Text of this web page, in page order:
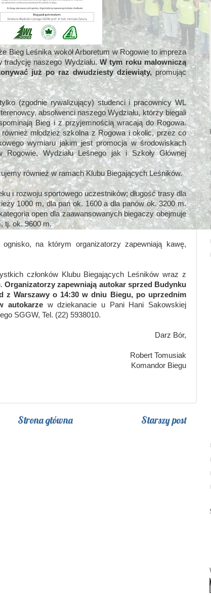
Bieg Leśnika wokół Arboretum w Rogowie to impreza
tradycję naszego Wydziału.W tym roku malowniczą
już po raz dwudziesty dziewiąty, promując
(zgodnie rywalizujący) studenci i pracownicy WL
absolwenci naszego Wydziału, którzy biegali
Bieg i z przyjemnością wracają do Rogowa.
młodzież szkolna z Rogowa i okolic, przez co
wymiaru jakim jest promocja w środowiskach
Wydziału Leśnego jak i Szkoły Głównej
również w ramach Klubu Biegających Leśników.
i rozwoju sportowego uczestników; długość trasy dla
1000 m, dla pań ok. 1600 a dla panów ok. 3200 m.
open dla zaawansowanych biegaczy obejmuje
tj. ok. 9600 m.
na którym organizatorzy zapewniają kawę,
członków Klubu Biegających Leśników wraz z
Organizatorzy zapewniają autokar sprzed Budynku
z Warszawy o 14:30 w dniu Biegu, po uprzednim
autokarze w dziekanacie u Pani Hani Sakowskiej
SGGW, Tel. (22) 5938010.
Darz Bór,
Robert Tomusiak
Komandor Biegu
Starszy post
Strona główna